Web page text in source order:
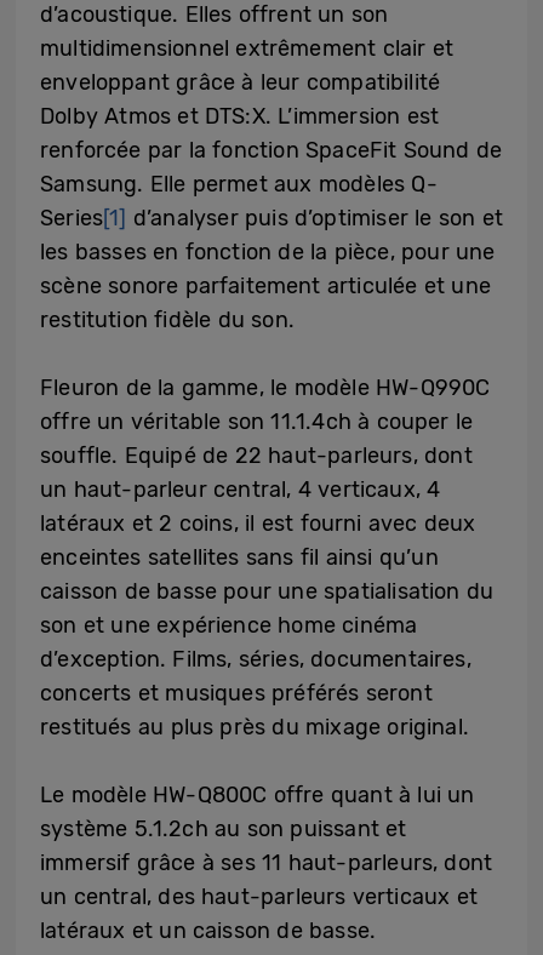
d’acoustique. Elles offrent un son
multidimensionnel extrêmement clair et
enveloppant grâce à leur compatibilité
Dolby Atmos et DTS:X. L’immersion est
renforcée par la fonction SpaceFit Sound de
Samsung. Elle permet aux modèles Q-
Series[1] d’analyser puis d’optimiser le son et
les basses en fonction de la pièce, pour une
scène sonore parfaitement articulée et une
restitution fidèle du son.
Fleuron de la gamme, le modèle HW-Q990C
offre un véritable son 11.1.4ch à couper le
souffle. Equipé de 22 haut-parleurs, dont
un haut-parleur central, 4 verticaux, 4
latéraux et 2 coins, il est fourni avec deux
enceintes satellites sans fil ainsi qu’un
caisson de basse pour une spatialisation du
son et une expérience home cinéma
d’exception. Films, séries, documentaires,
concerts et musiques préférés seront
restitués au plus près du mixage original.
Le modèle HW-Q800C offre quant à lui un
système 5.1.2ch au son puissant et
immersif grâce à ses 11 haut-parleurs, dont
un central, des haut-parleurs verticaux et
latéraux et un caisson de basse.